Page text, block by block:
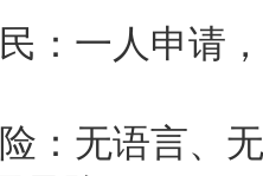
：一人申请
：无语言、